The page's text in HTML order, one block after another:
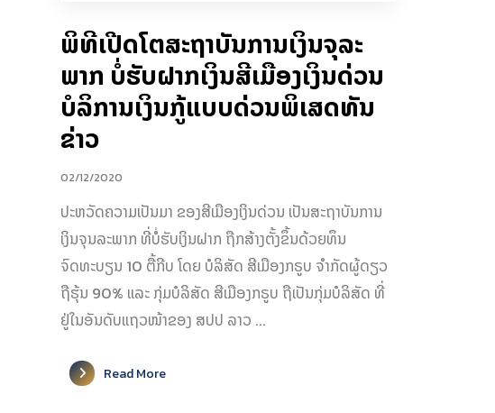
ພິທີເປີດໂຕສະຖາບັນການເງິນຈຸລະ
ພາກ ບໍ່ຮັບຝາກເງິນສີເມືອງເງິນດ່ວນ
ບໍລິການເງິນກູ້ແບບດ່ວນພິເສດທັນ
ຂ່າວ
02/12/2020
ປະຫວັດຄວາມເປັນມາ ຂອງສີເມືອງເງິນດ່ວນ ເປັນສະຖາບັນການ
ເງິນຈຸນລະພາກ ທີ່ບໍ່ຮັບເງິນຝາກ ຖືກສ້າງຕັ້ງຂຶ້ນດ້ວຍທຶນ
ຈົດທະບຽນ 10 ຕື້ກີບ ໂດຍ ບໍລິສັດ ສີເມືອງກຣູບ ຈຳກັດຜູ້ດຽວ
ຖືຮຸ້ນ 90% ແລະ ກຸ່ມບໍລິສັດ ສີເມືອງກຣູບ ຖືເປັນກຸ່ມບໍລິສັດ ທີ່
ຢູ່ໃນອັນດັບແຖວໜ້າຂອງ ສປປ ລາວ ...
Read More